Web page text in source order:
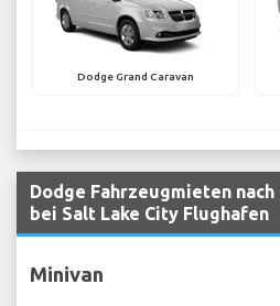
Dodge Grand Caravan
Dodge Fahrzeugmieten
bei Salt Lake City Flughafen
Minivan